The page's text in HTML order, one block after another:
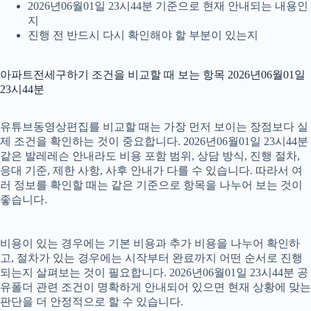
2026년06월01일 23시44분 기준으로 현재 안내되는 내용인
지
진행 전 반드시 다시 확인해야 할 부분이 있는지
아파트전세구하기 조건을 비교할 때 보는 항목 2026년06월01일
23시44분
유튜브동영상편집를 비교할 때는 가장 먼저 보이는 장점보다 실
제 조건을 확인하는 것이 중요합니다. 2026년06월01일 23시44분
같은 발레레슨 안내라도 비용 포함 범위, 상담 방식, 진행 절차,
응대 기준, 제한 사항, 사후 안내가 다를 수 있습니다. 따라서 여
러 정보를 확인할 때는 같은 기준으로 항목을 나누어 보는 것이
좋습니다.
비용이 있는 경우에는 기본 비용과 추가 비용을 나누어 확인하
고, 절차가 있는 경우에는 시작부터 완료까지 어떤 순서로 진행
되는지 살펴보는 것이 필요합니다. 2026년06월01일 23시44분 공
유폴더 관련 조건이 명확하게 안내되어 있으면 현재 상황에 맞는
판단을 더 안정적으로 할 수 있습니다.